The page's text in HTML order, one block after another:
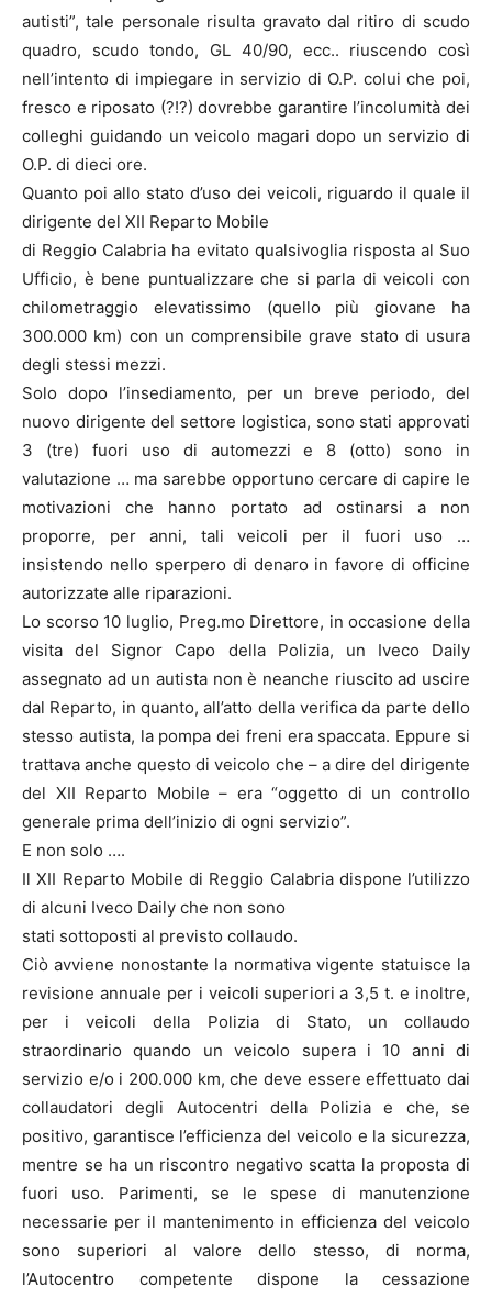
autisti”, tale personale risulta gravato dal ritiro di scudo
quadro, scudo tondo, GL 40/90, ecc.. riuscendo così
nell’intento di impiegare in servizio di O.P. colui che poi,
fresco e riposato (?!?) dovrebbe garantire l’incolumità dei
colleghi guidando un veicolo magari dopo un servizio di
O.P. di dieci ore.
Quanto poi allo stato d’uso dei veicoli, riguardo il quale il
dirigente del XII Reparto Mobile
di Reggio Calabria ha evitato qualsivoglia risposta al Suo
Ufficio, è bene puntualizzare che si parla di veicoli con
chilometraggio elevatissimo (quello più giovane ha
300.000 km) con un comprensibile grave stato di usura
degli stessi mezzi.
Solo dopo l’insediamento, per un breve periodo, del
nuovo dirigente del settore logistica, sono stati approvati
3 (tre) fuori uso di automezzi e 8 (otto) sono in
valutazione … ma sarebbe opportuno cercare di capire le
motivazioni che hanno portato ad ostinarsi a non
proporre, per anni, tali veicoli per il fuori uso …
insistendo nello sperpero di denaro in favore di officine
autorizzate alle riparazioni.
Lo scorso 10 luglio, Preg.mo Direttore, in occasione della
visita del Signor Capo della Polizia, un Iveco Daily
assegnato ad un autista non è neanche riuscito ad uscire
dal Reparto, in quanto, all’atto della verifica da parte dello
stesso autista, la pompa dei freni era spaccata. Eppure si
trattava anche questo di veicolo che – a dire del dirigente
del XII Reparto Mobile – era “oggetto di un controllo
generale prima dell’inizio di ogni servizio”.
E non solo ….
Il XII Reparto Mobile di Reggio Calabria dispone l’utilizzo
di alcuni Iveco Daily che non sono
stati sottoposti al previsto collaudo.
Ciò avviene nonostante la normativa vigente statuisce la
revisione annuale per i veicoli superiori a 3,5 t. e inoltre,
per i veicoli della Polizia di Stato, un collaudo
straordinario quando un veicolo supera i 10 anni di
servizio e/o i 200.000 km, che deve essere effettuato dai
collaudatori degli Autocentri della Polizia e che, se
positivo, garantisce l’efficienza del veicolo e la sicurezza,
mentre se ha un riscontro negativo scatta la proposta di
fuori uso. Parimenti, se le spese di manutenzione
necessarie per il mantenimento in efficienza del veicolo
sono superiori al valore dello stesso, di norma,
l’Autocentro competente dispone la cessazione